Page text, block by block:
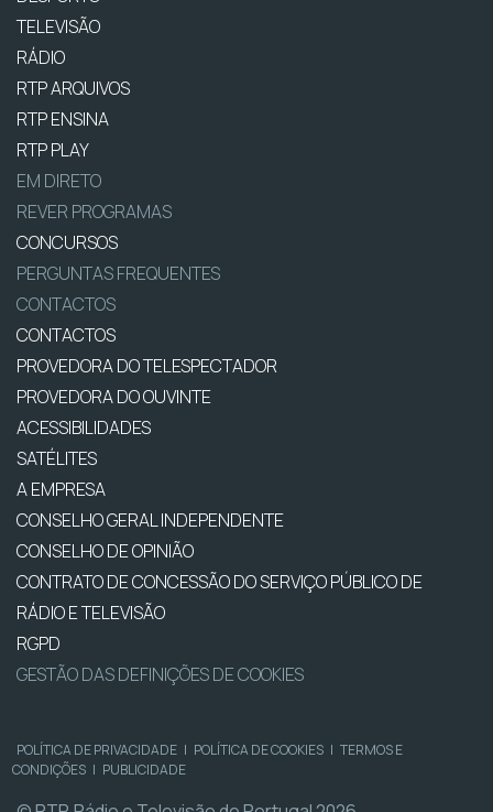
TELEVISÃO
RÁDIO
RTP ARQUIVOS
RTP ENSINA
RTP PLAY
EM DIRETO
REVER PROGRAMAS
CONCURSOS
PERGUNTAS FREQUENTES
CONTACTOS
CONTACTOS
PROVEDORA DO TELESPECTADOR
PROVEDORA DO OUVINTE
ACESSIBILIDADES
SATÉLITES
A EMPRESA
CONSELHO GERAL INDEPENDENTE
CONSELHO DE OPINIÃO
CONTRATO DE CONCESSÃO DO SERVIÇO PÚBLICO DE
RÁDIO E TELEVISÃO
RGPD
GESTÃO DAS DEFINIÇÕES DE COOKIES
POLÍTICA DE PRIVACIDADE | POLÍTICA DE COOKIES | TERMOS E
CONDIÇÕES | PUBLICIDADE